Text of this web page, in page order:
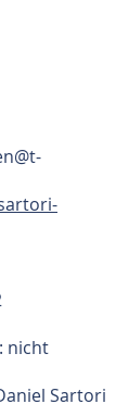
nicht
Sartori